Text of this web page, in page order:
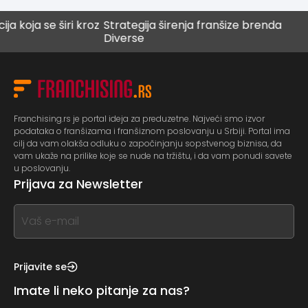
se širi kroz Strategija širenja franšize brenda
Diverse
Franchising.rs je portal ideja za preduzetne. Najveći smo izvor
podataka o franšizama i franšiznom poslovanju u Srbiji. Portal ima
cilj da vam olakša odluku o započinjanju sopstvenog biznisa, da
vam ukaže na prilike koje se nude na tržištu, i da vam ponudi savete
u poslovanju.
Prijava za Newsletter
If
you
this,
this
Prijavite se
Imate li neko pitanje za nas?